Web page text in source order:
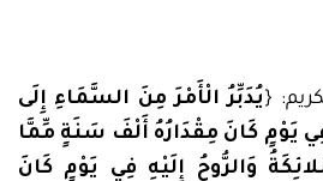
{ يُدَبِّرُ الْأَمْرَ مِنَ السَّمَاءِ إِلَى
يَوْمٍ كَانَ مِقْدَارُهُ أَلْفَ سَنَةٍ مِّمَّا
الْمَلائِكَةُ وَالرُّوحُ إِلَيْهِ فِي يَوْمٍ كَانَ